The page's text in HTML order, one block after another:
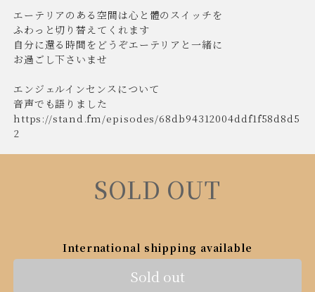
エーテリアのある空間は心と體のスイッチを
ふわっと切り替えてくれます
自分に還る時間をどうぞエーテリアと一緒に
お過ごし下さいませ
エンジェルインセンスについて
音声でも語りました
https://stand.fm/episodes/68db94312004ddf1f58d8d5
2
SOLD OUT
International shipping available
Sold out